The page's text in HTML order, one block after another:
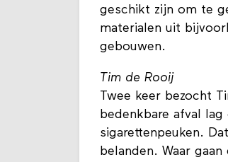
geschikt zijn om te
materialen uit
gebouwen.
Tim de Rooij
Twee keer bezocht
bedenkbare afval
sigarettenpeuken.
belanden. Waar